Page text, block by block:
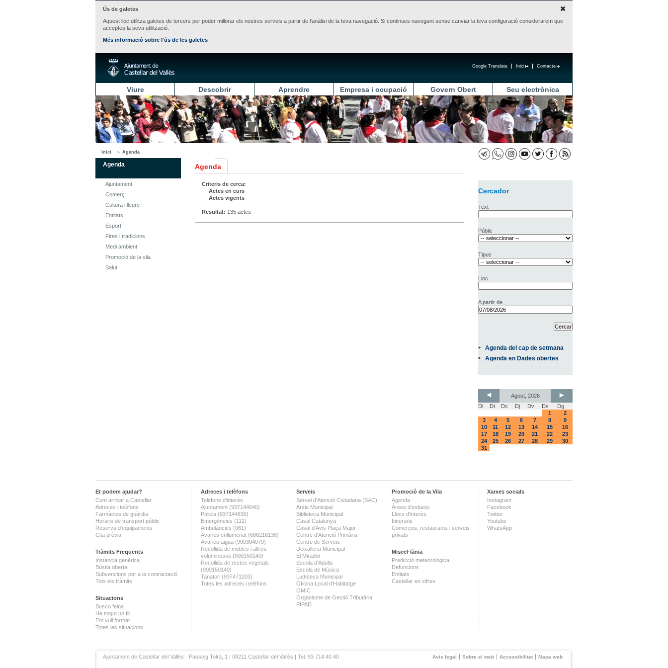
Ús de galetes
Aquest lloc utilitza galetes de tercers per poder millorar els nostres serveis a partir de l'anàlisi de la teva navegació. Si continues navegant sense canviar la teva configuració considerarem que
acceptes la seva utilització.
Més informació sobre l'ús de les galetes
Contacte
Inici
Google Translate
Viure Descobrir Aprendre Empresa i ocupació Govern Obert Seu electrònica
Inici Agenda
Agenda
Ajuntament
Comerç
Cultura i lleure
Entitats
Esport
Fires i tradicions
Medi ambient
Promoció de la vila
Salut
Agenda
Criteris de cerca:
Actes en curs
Actes vigents
Resultat: 135 actes
Cercador
Text
Públic
Tipus
Lloc
A partir de
Agenda del cap de setmana
Agenda en Dades obertes
Agost, 2026
Dl
Dt Dc Dj Dv Ds
Dg
1
2
3
4 5 6 7 8
9
10
11 12 13 14 15
16
17
18 19 20 21 22
23
24
25 26 27 28 29
30
31
Et podem ajudar?
Com arribar a Castellar
Adreces i telèfons
Farmàcies de guàrdia
Horaris de transport públic
Reserva d'equipaments
Cita prèvia
Tràmits Freqüents
Instància genèrica
Bústia oberta
Subvencions per a la contractació
Tots els tràmits
Situacions
Busco feina
He tingut un fill
Em vull formar
Totes les situacions
Adreces i telèfons
Telèfons d'interès
Ajuntament (937144040)
Policia (937144830)
Emergències (112)
Ambulàncies (061)
Avaries enllumenat (686216138)
Avaries aigua (900304070)
Recollida de mobles i altres
voluminosos (900150140)
Recollida de restes vegetals
(900150140)
Tanatori (937471203)
Totes les adreces i telèfons
Serveis
Servei d'Atenció Ciutadana (SAC)
Arxiu Municipal
Biblioteca Municipal
Casal Catalunya
Casal d'Avis Plaça Major
Centre d'Atenció Primària
Centre de Serveis
Deixalleria Municipal
El Mirador
Escola d'Adults
Escola de Música
Ludoteca Municipal
Oficina Local d'Habitatge
OMIC
Organisme de Gestió Tributària
PIPAD
Promoció de la Vila
Agenda
Àrees d'esbarjo
Llocs d'interès
Itineraris
Comerços, restaurants i serveis
privats
Miscel·lània
Predicció meteorològica
Defuncions
Entitats
Castellar en xifres
Xarxes socials
Instagram
Facebook
Twitter
Youtube
WhatsApp
Avís legal Sobre el web Accessibilitat Mapa web
Ajuntament de Castellar del Vallès · Passeig Tolrà, 1 | 08211 Castellar del Vallès | Tel. 93 714 40 40